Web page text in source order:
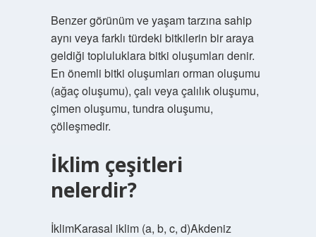
Benzer görünüm ve yaşam tarzına sahip
aynı veya farklı türdeki bitkilerin bir araya
geldiği topluluklara bitki oluşumları denir.
En önemli bitki oluşumları orman oluşumu
(ağaç oluşumu), çalı veya çalılık oluşumu,
çimen oluşumu, tundra oluşumu,
çölleşmedir.
İklim çeşitleri
nelerdir?
İklimKarasal iklim (a, b, c, d)Akdeniz